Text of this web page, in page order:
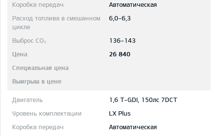
Автоматическая
6,0-6,3
136-143
26 840
1,6 T-GDI, 150лс 7DCT
LX Plus
Автоматическая